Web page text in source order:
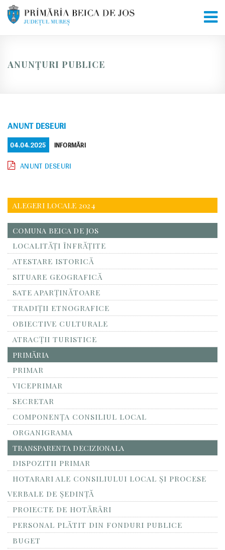
Skip
ANUNȚURI PUBLICE
ANUNT DESEURI
POSTED
ON
04.04.2025 CATEGORIES
INFORMĂRI
ANUNT DESEURI
ALEGERI LOCALE 2024
COMUNA BEICA DE JOS
LOCALITĂŢI ÎNFRĂŢITE
ATESTARE ISTORICĂ
SITUARE GEOGRAFICĂ
SATE APARȚINĂTOARE
TRADIȚII ETNOGRAFICE
OBIECTIVE CULTURALE
ATRACȚII TURISTICE
PRIMĂRIA
PRIMAR
VICEPRIMAR
SECRETAR
COMPONENȚA CONSILIUL LOCAL
ORGANIGRAMA
TRANSPARENTA DECIZIONALA
DISPOZITII PRIMAR
HOTARARI ALE CONSILIULUI LOCAL ȘI PROCESE
VERBALE DE ȘEDINȚĂ
PROIECTE DE HOTĂRÂRI
PERSONAL PLĂTIT DIN FONDURI PUBLICE
BUGET